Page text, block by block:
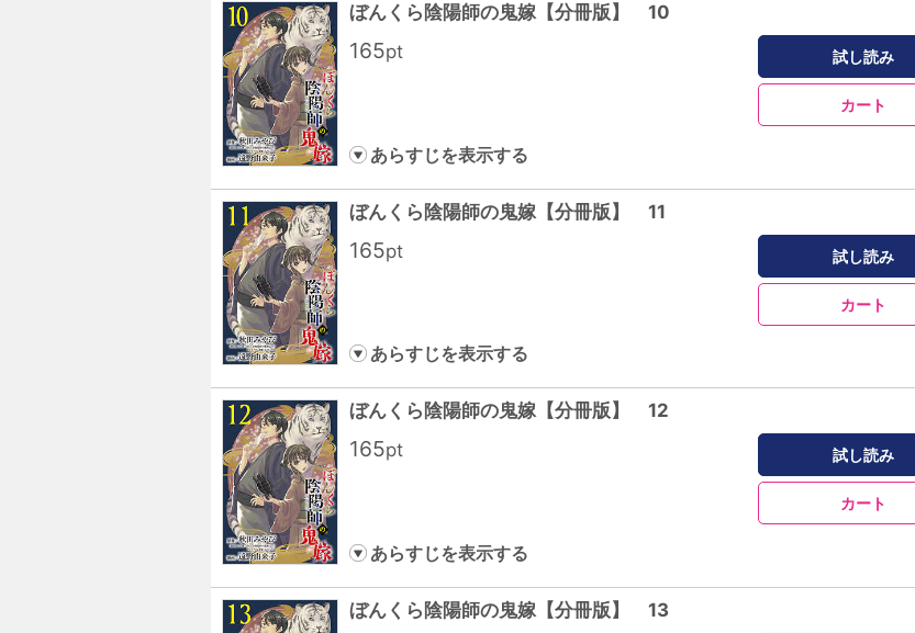
ぼんくら陰陽師の鬼嫁【分冊版】 10
165pt 試し読み
カート
あらすじを表示する
ぼんくら陰陽師の鬼嫁【分冊版】 11
165pt 試し読み
カート
あらすじを表示する
ぼんくら陰陽師の鬼嫁【分冊版】 12
165pt 試し読み
カート
あらすじを表示する
ぼんくら陰陽師の鬼嫁【分冊版】 13